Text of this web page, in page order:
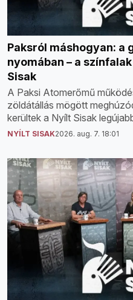
Paksról máshogyan: a
nyomában – a
Sisak
A Paksi Atomerőmű
zöldátállás mögött
kerültek a Nyílt Sisak
NYÍLT SISAK2026. aug. 7. 18:01